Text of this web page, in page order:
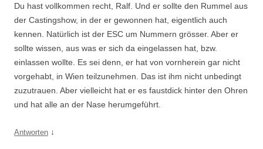
Du hast vollkommen recht, Ralf. Und er sollte den Rummel aus
der Castingshow, in der er gewonnen hat, eigentlich auch
kennen. Natürlich ist der ESC um Nummern grösser. Aber er
sollte wissen, aus was er sich da eingelassen hat, bzw.
einlassen wollte. Es sei denn, er hat von vornherein gar nicht
vorgehabt, in Wien teilzunehmen. Das ist ihm nicht unbedingt
zuzutrauen. Aber vielleicht hat er es faustdick hinter den Ohren
und hat alle an der Nase herumgeführt.
Antworten ↓